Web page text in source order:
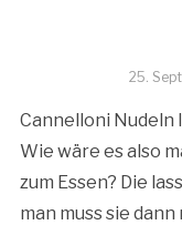
25.
Cannelloni Nudeln
Wie wäre es also
zum Essen? Die
man muss sie